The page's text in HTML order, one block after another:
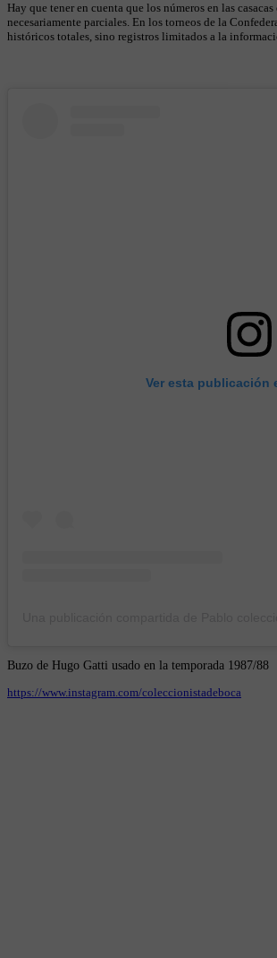
Hay que tener en cuenta que los números en las
necesariamente parciales. En los torneos de la
históricos totales, sino registros limitados a la
Ver esta publicación
Buzo de Hugo Gatti usado en la temporada 1987/88
https://www.instagram.com/coleccionistadeboca